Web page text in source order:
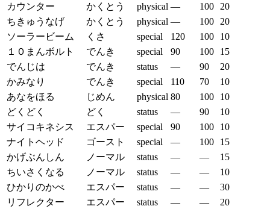
カウンター
かくとう physical — 100
20
ちきゅうなげ
かくとう physical — 100
20
ソーラービーム
くさ special 120 100
10
１０まんボルト
でんき special 90 100
15
でんじは
でんき status — 90
20
かみなり
でんき special 110 70
10
あなをほる
じめん physical 80 100
10
どくどく
どく status — 90
10
サイコキネシス
エスパー special 90 100
10
ナイトヘッド
ゴースト special — 100
15
かげぶんしん
ノーマル status — —
15
ちいさくなる
ノーマル status — —
10
ひかりのかべ
エスパー status — —
30
リフレクター
エスパー status — —
20